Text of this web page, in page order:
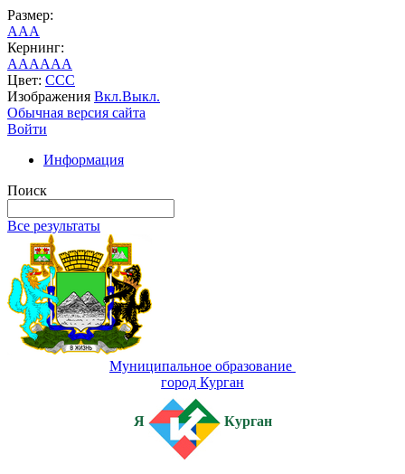
Размер:
AAA
Кернинг:
AAAAAA
Цвет: CCC
Изображения Вкл.Выкл.
Обычная версия сайта
Войти
Информация
Поиск
Все результаты
Муниципальное образование
город Курган
Я Курган